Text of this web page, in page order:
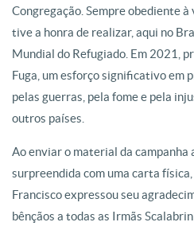
Congregação. Sempre obediente à
tive a honra de realizar, aqui no
Mundial do Refugiado. Em 2021,
Fuga, um esforço significativo em
pelas guerras, pela fome e pela
outros países.
Ao enviar o material da campanha
surpreendida com uma carta
Francisco expressou seu
bênçãos a todas as Irmãs